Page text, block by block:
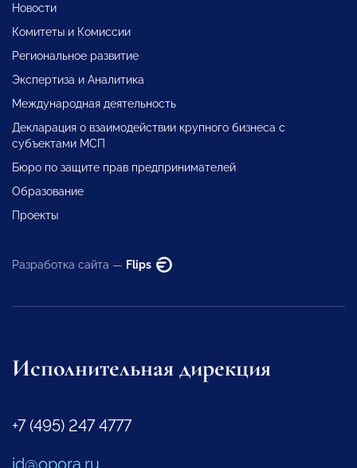
Новости
Комитеты и Комиссии
Региональное развитие
Экспертиза и Аналитика
Международная деятельность
Декларация о взаимодействии крупного бизнеса с
субъектами МСП
Бюро по защите прав предпринимателей
Образование
Проекты
Разработка сайта — Flips
Исполнительная дирекция
+7 (495) 247 4777
id@opora.ru